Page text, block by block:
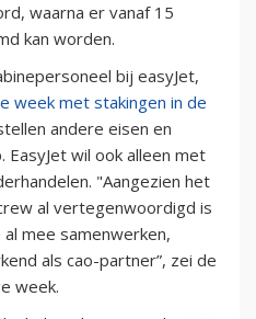
waarna er vanaf 15
kan worden.
bij easyJet,
week met stakingen in de
andere eisen en
wil ook alleen met
"Aangezien het
al vertegenwoordigd is
mee samenwerken,
als cao-partner”, zei de
week.